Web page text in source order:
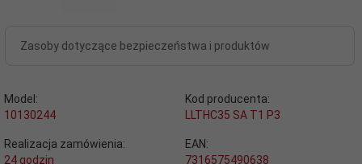
Zasoby dotyczące bezpieczeństwa i produktów
Model:
10130244
Kod producenta:
LLTHC35 SA T1 P3
Realizacja zamówienia:
24 godzin
EAN:
7316575490638